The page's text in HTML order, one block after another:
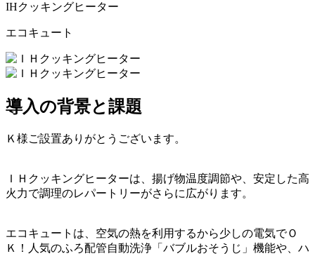
IHクッキングヒーター
エコキュート
導入の背景と課題
Ｋ様ご設置ありがとうございます。
ＩＨクッキングヒーターは、揚げ物温度調節や、安定した高
火力で調理のレパートリーがさらに広がります。
エコキュートは、空気の熱を利用するから少しの電気でＯ
Ｋ！人気のふろ配管自動洗浄「バブルおそうじ」機能や、ハ